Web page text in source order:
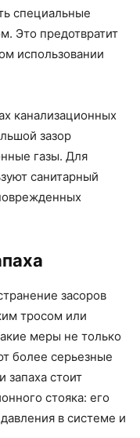
специальные
Это предотвратит
использовании
канализационных
зазор
газы. Для
санитарный
засоров
тросом или
меры не только
более серьезные
запаха стоит
стояка: его
в системе и